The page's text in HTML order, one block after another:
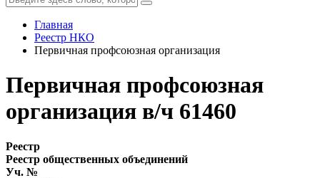
Главная
Реестр НКО
Первичная профсоюзная организация
Первичная профсоюзная
организация в/ч 61460
Реестр
Реестр общественных объединений
Уч. №